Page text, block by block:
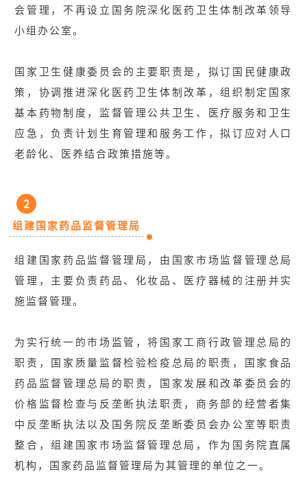
会管理，不再设立国务院深化医药卫生体制改革领导
小组办公室。
国家卫生健康委员会的主要职责是，拟订国民健康政
策，协调推进深化医药卫生体制改革，组织制定国家
基本药物制度，监督管理公共卫生、医疗服务和卫生
应急，负责计划生育管理和服务工作，拟订应对人口
老龄化、医养结合政策措施等。
2
组建国家药品监督管理局
组建国家药品监督管理局，由国家市场监督管理总局
管理，主要负责药品、化妆品、医疗器械的注册并实
施监督管理。
为实行统一的市场监管，将国家工商行政管理总局的
职责，国家质量监督检验检疫总局的职责，国家食品
药品监督管理总局的职责，国家发展和改革委员会的
价格监督检查与反垄断执法职责，商务部的经营者集
中反垄断执法以及国务院反垄断委员会办公室等职责
整合，组建国家市场监督管理总局，作为国务院直属
机构，国家药品监督管理局为其管理的单位之一。